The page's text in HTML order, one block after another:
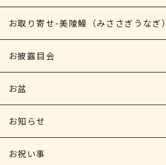
お取り寄せ-美陵鰻（みささぎうなぎ）
お披露目会
お盆
お知らせ
お祝い事